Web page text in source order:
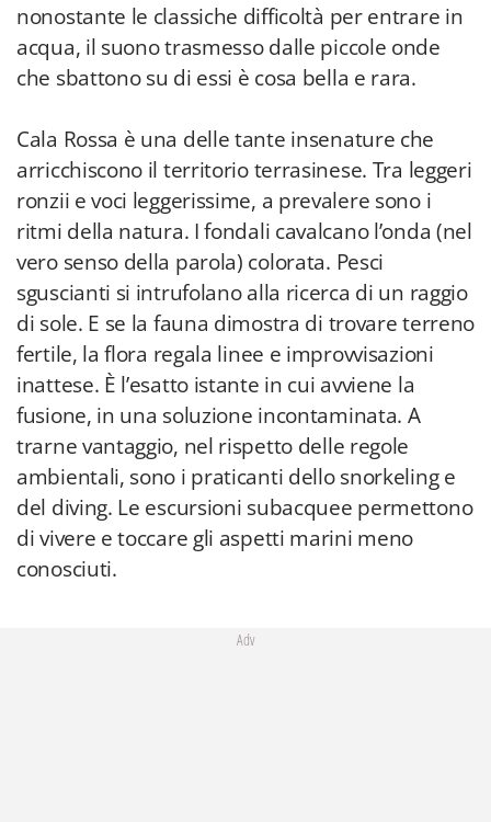
nonostante le classiche difficoltà per entrare in
acqua, il suono trasmesso dalle piccole onde
che sbattono su di essi è cosa bella e rara.
Cala Rossa è una delle tante insenature che
arricchiscono il territorio terrasinese. Tra leggeri
ronzii e voci leggerissime, a prevalere sono i
ritmi della natura. I fondali cavalcano l’onda (nel
vero senso della parola) colorata. Pesci
sguscianti si intrufolano alla ricerca di un raggio
di sole. E se la fauna dimostra di trovare terreno
fertile, la flora regala linee e improvvisazioni
inattese. È l’esatto istante in cui avviene la
fusione, in una soluzione incontaminata. A
trarne vantaggio, nel rispetto delle regole
ambientali, sono i praticanti dello snorkeling e
del diving. Le escursioni subacquee permettono
di vivere e toccare gli aspetti marini meno
conosciuti.
Adv